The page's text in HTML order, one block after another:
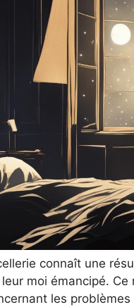
connaît une
moi émancipé.
les